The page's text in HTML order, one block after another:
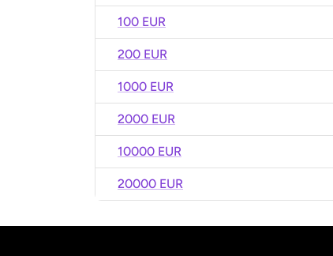
100 EUR
200 EUR
1000 EUR
2000 EUR
10000 EUR
20000 EUR